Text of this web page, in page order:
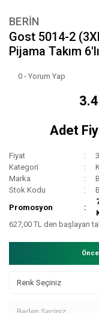
BERİN
Gost 5014-2
Pijama Takım 6'lı
0 - Yorum Yap
Adet
Fiyat
Kategori
Marka
Stok Kodu
Promosyon
627,00 TL den başlayan